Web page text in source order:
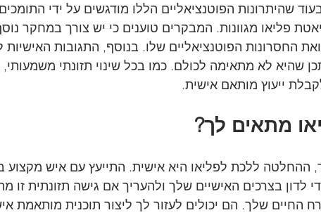
שהיתרונות הפוטנציאליים הללו מודגשים על ידי
פליאו מגוונות. המבקרים טוענים כי יש צורך במחקר
החסרונות הפוטנציאליים שלו. בנוסף, התגובות האישיות
שהיא לא מתאימה לכולם. כמו בכל שינוי תזונתי
ייעוץ מותאם אישית.
מתאים לך?
ההחלטה ללכת לפליאו היא אישית. התייעץ עם איש מקצוע
לדון בצרכים האישיים שלך ולהעריך אם גישה תזונתית זו
החיים שלך. הם יכולים לעזור לך ליצור תוכנית מותאמת